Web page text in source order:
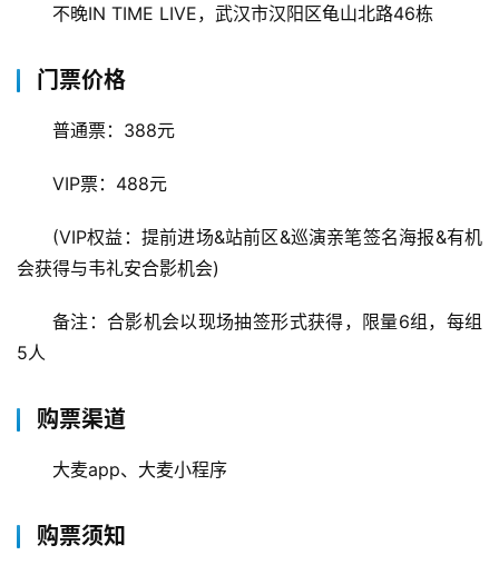
不晚IN TIME LIVE，武汉市汉阳区龟山北路46栋
门票价格
普通票：388元
VIP票：488元
(VIP权益：提前进场&站前区&巡演亲笔签名海报&有机
会获得与韦礼安合影机会)
备注：合影机会以现场抽签形式获得，限量6组，每组
5人
购票渠道
大麦app、大麦小程序
购票须知